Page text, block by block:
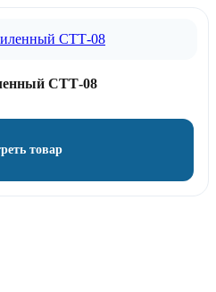
СТТ-08
товар